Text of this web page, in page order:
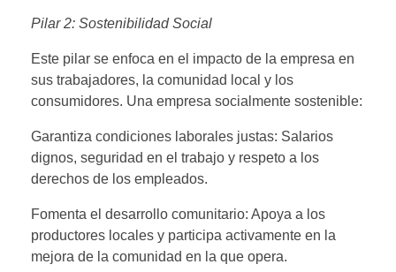
Pilar 2: Sostenibilidad Social
Este pilar se enfoca en el impacto de la empresa en
sus trabajadores, la comunidad local y los
consumidores. Una empresa socialmente sostenible:
Garantiza condiciones laborales justas: Salarios
dignos, seguridad en el trabajo y respeto a los
derechos de los empleados.
Fomenta el desarrollo comunitario: Apoya a los
productores locales y participa activamente en la
mejora de la comunidad en la que opera.